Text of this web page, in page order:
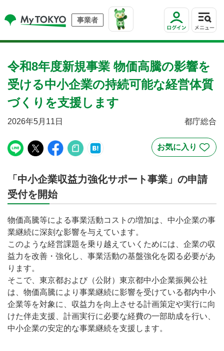
事業者
令和8年度新規事業 物価高騰の影響を
受ける中小企業の持続可能な経営体質
づくりを支援します
2026年5月11日 都庁総合
「中小企業収益力強化サポート事業」の申請
受付を開始
物価高騰等による事業活動コストの増加は、中小企業の事
業継続に深刻な影響を与えています。
このような経営課題を乗り越えていくためには、企業の収
益力を改善・強化し、事業活動の基盤強化を図る必要があ
ります。
そこで、東京都および（公財）東京都中小企業振興公社
は、物価高騰により事業継続に影響を受けている都内中小
企業等を対象に、収益力を向上させる計画策定や実行に向
けた伴走支援、計画実行に必要な経費の一部助成を行い、
中小企業の安定的な事業継続を支援します。